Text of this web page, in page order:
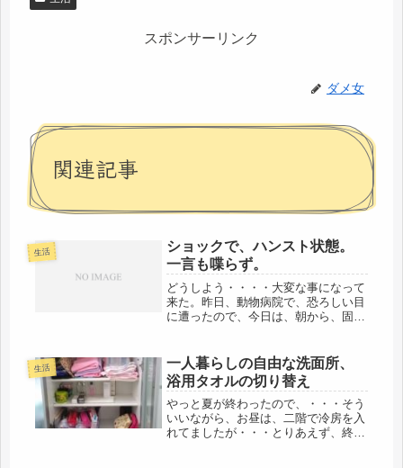
スポンサーリンク
ダメ女
関連記事
生活
ショックで、ハンスト状態。
一言も喋らず。
どうしよう・・・・大変な事になって
来た。昨日、動物病院で、恐ろしい目
に遭ったので、今日は、朝から、固ま
い。ハンスト、ハンガーストライキ
だ。昨日、先生に、この鳥は知能が高
いから...
生活
一人暮らしの自由な洗面所、
浴用タオルの切り替え
やっと夏が終わったので、・・・そう
いいながら、お昼は、二階で冷房を入
れてましたが・・・とりあえず、終わ